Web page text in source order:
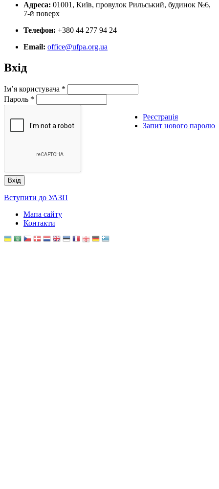
Адреса: 01001, Київ, провулок Рильський, будинок №6,
7-й поверх
Телефон: +380 44 277 94 24
Email: office@ufpa.org.ua
Вхід
Ім’я користувача *
Пароль *
Реєстрація
Запит нового паролю
Вступити до УАЗП
Мапа сайту
Контакти